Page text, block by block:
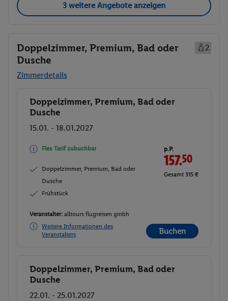
3 weitere Angebote anzeigen
Doppelzimmer, Premium, Bad oder
Dusche
2
Zimmerdetails
Buchen
Doppelzimmer, Premium, Bad oder
Dusche
15.01. - 18.01.2027
Flex Tarif zubuchbar
Doppelzimmer, Premium, Bad oder
Dusche
Frühstück
p.P.
157.50
Gesamt 315 €
Veranstalter: alltours flugreisen gmbh
Weitere Informationen des
Veranstalters
Buchen
Buchen
Doppelzimmer, Premium, Bad oder
Dusche
22.01. - 25.01.2027